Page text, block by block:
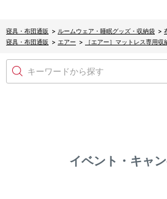
寝具・布団通販 > ルームウェア・睡眠グッズ・収納袋 >
寝具・布団通販 > エアー > ［エアー］マットレス専用収
キーワードから探す
イベント・キャ